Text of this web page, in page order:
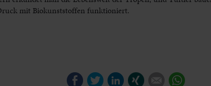
mit Biokunststoffen funktioniert.
FacebookTwitterLinkedIn E-mail